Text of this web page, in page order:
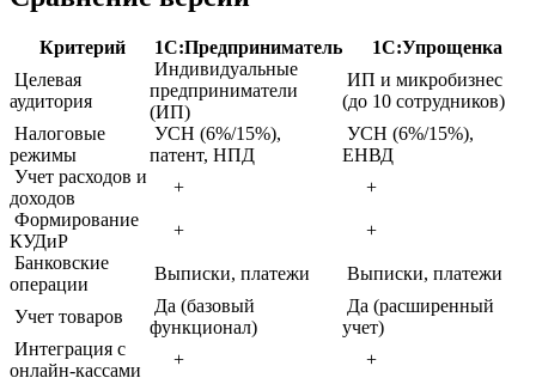
Критерий 1С:Предприниматель
1С:Упрощенка
Целевая
аудитория
Индивидуальные
предприниматели
(ИП)
ИП и микробизнес
(до 10 сотрудников)
Налоговые
режимы
УСН (6%/15%),
патент, НПД
УСН (6%/15%),
ЕНВД
Учет расходов и
доходов
+
+
Формирование
КУДиР
+
+
Банковские
операции
Выписки, платежи Выписки, платежи
Учет товаров
Да (базовый
функционал)
Да (расширенный
учет)
Интеграция с
онлайн-кассами
+
+